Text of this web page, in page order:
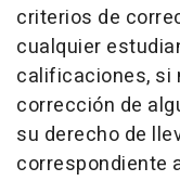
criterios de
cualquier
calificaciones, si
corrección de
su derecho de
correspondiente